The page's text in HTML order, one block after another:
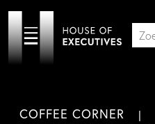
COFFEE CORNER